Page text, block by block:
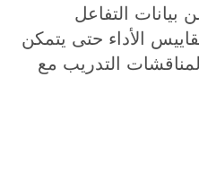
بيانات التفاعل
الأداء حتى يتمكن
التدريب مع